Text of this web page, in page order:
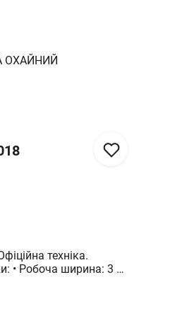
ОХАЙНИЙ
техніка.
• Робоча ширина: 3 м •
для кукурудзи,